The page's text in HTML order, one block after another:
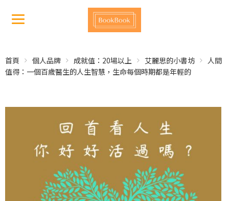
首頁 個人品牌 成就值：20場以上 艾麗思的小書坊
人間
值得：一個百歲醫生的人生智慧，生命每個時期都是年輕的